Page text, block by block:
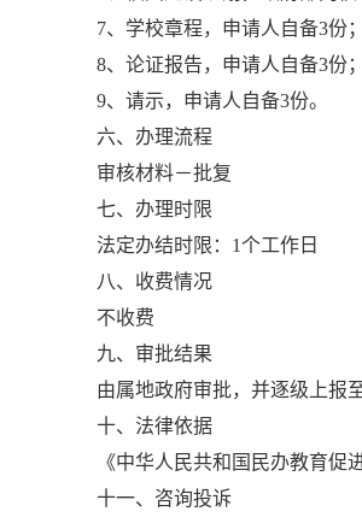
7、学校章程，申请人自备3份；
8、论证报告，申请人自备3份；
9、请示，申请人自备3份。
六、办理流程
审核材料－批复
七、办理时限
法定办结时限：1个工作日
八、收费情况
不收费
九、审批结果
由属地政府审批，并逐级上报
十、法律依据
《中华人民共和国民办教育促
十一、咨询投诉